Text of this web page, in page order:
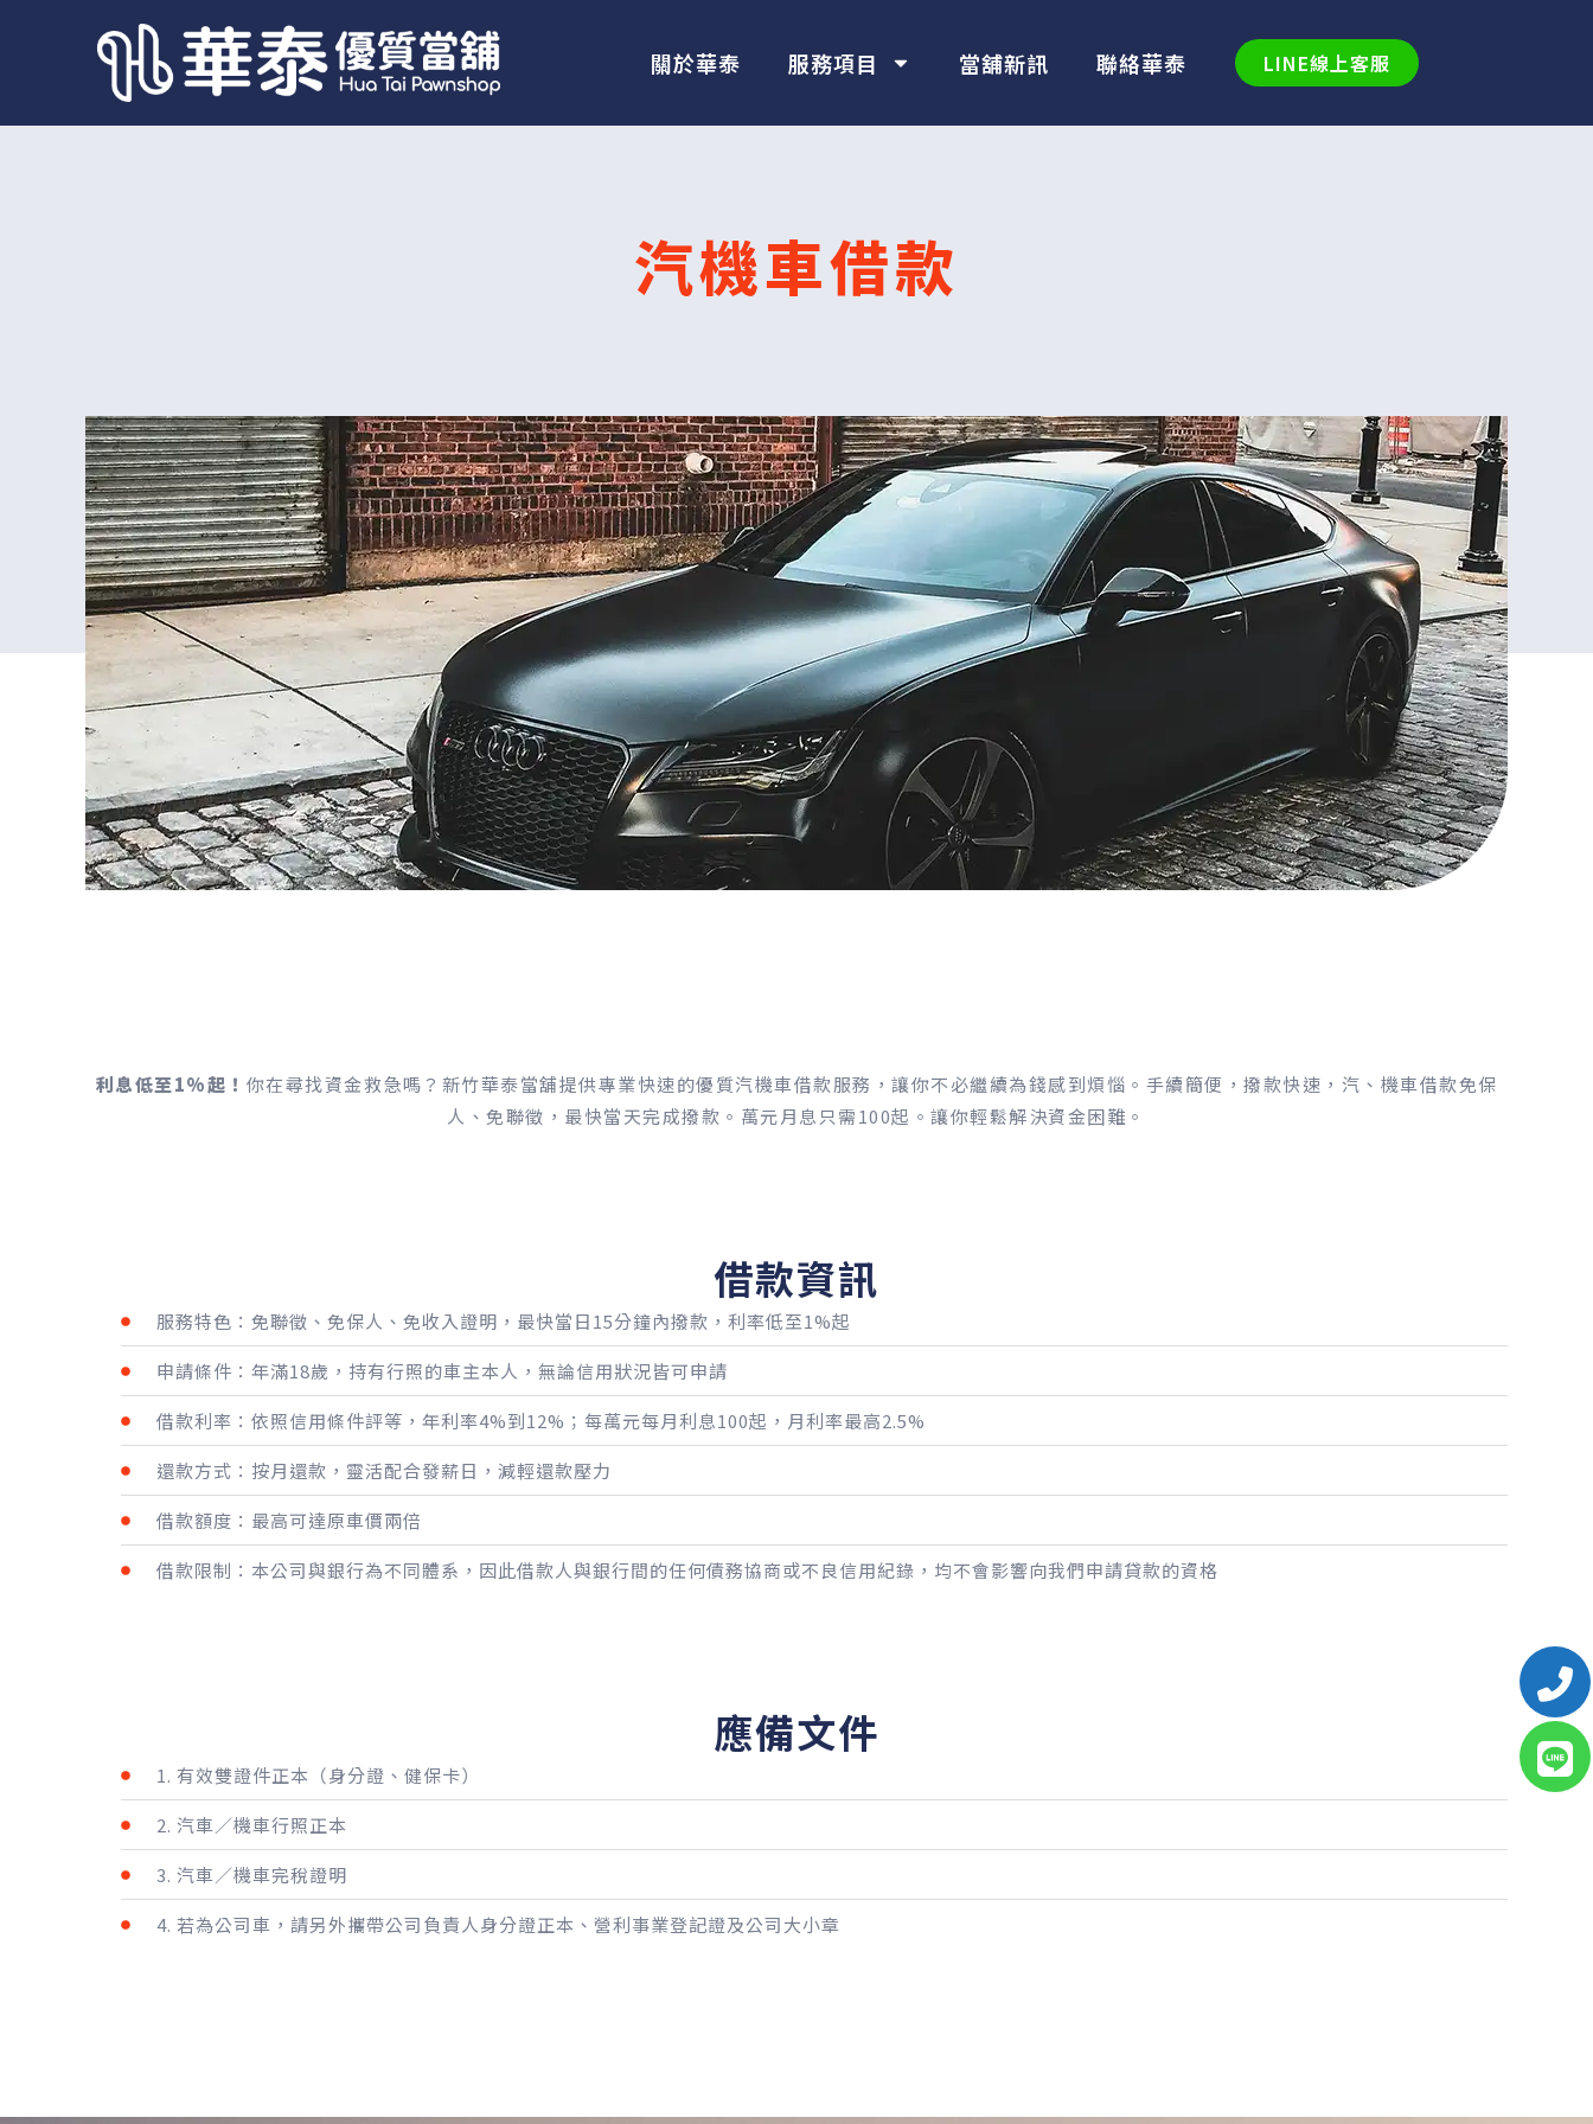
關於華泰 服務項目 當舖新訊 聯絡華泰 LINE線上客服
汽機車借款
利息低至1%起！ 你在尋找資金救急嗎？新竹華泰當舖提供專業快速的優質汽機車借款服務，讓你不必繼續為錢感到煩惱。手續簡便，撥款快速，汽、機車借款免保
人、免聯徵，最快當天完成撥款。萬元月息只需100起。讓你輕鬆解決資金困難。
借款資訊
服務特色：免聯徵、免保人、免收入證明，最快當日15分鐘內撥款，利率低至1%起
申請條件：年滿18歲，持有行照的車主本人，無論信用狀況皆可申請
借款利率：依照信用條件評等，年利率4%到12%；每萬元每月利息100起，月利率最高2.5%
還款方式：按月還款，靈活配合發薪日，減輕還款壓力
借款額度：最高可達原車價兩倍
借款限制：本公司與銀行為不同體系，因此借款人與銀行間的任何債務協商或不良信用紀錄，均不會影響向我們申請貸款的資格
應備文件
1. 有效雙證件正本（身分證、健保卡）
2. 汽車／機車行照正本
3. 汽車／機車完稅證明
4. 若為公司車，請另外攜帶公司負責人身分證正本、營利事業登記證及公司大小章